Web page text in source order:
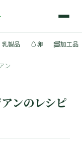
乳製品 🥚卵 🥓加工品
ン
ンのレシピ